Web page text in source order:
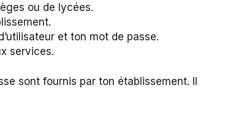
ou de lycées.
et ton mot de passe.
services.
sont fournis par ton établissement. Il